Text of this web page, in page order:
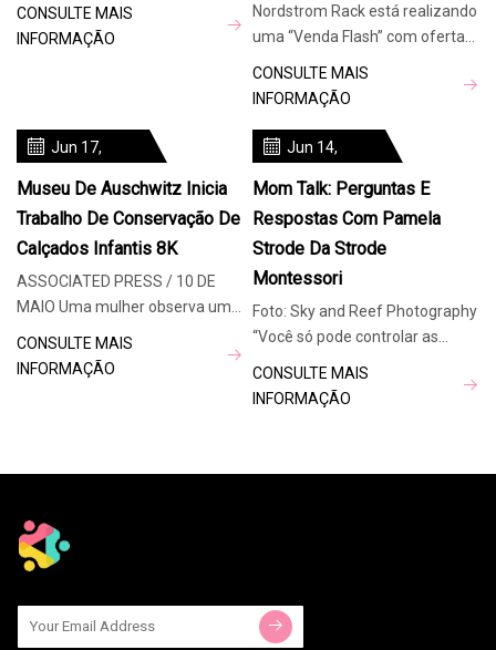
adoráveis ​​chinelos de rato são
tão fofos que seus pequenos
CONSULTE MAIS
INFORMAÇÃO
Nordstrom Rack está realizando
uma “Venda Flash” com ofertas
toda a família. Se você estava
esperando uma oferta em um
par de botas ou chinelos Ugg,
você está com sorte com este
CONSULTE MAIS
INFORMAÇÃO
Jun 17,
Museu De Auschwitz Inicia
Trabalho De Conservação De
Calçados Infantis 8K
ASSOCIATED PRESS / 10 DE
MAIO Uma mulher observa uma
de crianças vítimas do antigo
campo de extermínio nazista
CONSULTE MAIS
INFORMAÇÃO
Jun 14,
Mom Talk: Perguntas E
Respostas Com Pamela
Strode Da Strode
Montessori
Foto: Sky and Reef Photography
“Você só pode controlar as
Pamela Strode explica seu
mantra para casa, trabalho e
CONSULTE MAIS
INFORMAÇÃO